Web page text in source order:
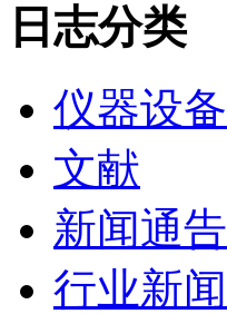
日志分类
仪器设备
文献
新闻通告
行业新闻